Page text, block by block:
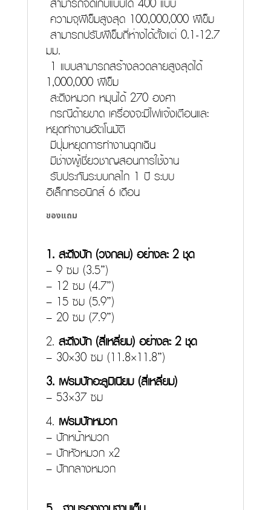
ความจุฝีเข็มสูงสุด 100,000,000 ฝีเข็ม
สามารถปรับฝีเข็มถี่ห่างได้ตั้งแต่ 0.1-12.7
มม.
1 แบบสามารถสร้างลวดลายสูงสุดได้
1,000,000 ฝีเข็ม
สะดึงหมวก หมุนได้ 270 องศา
กรณีด้ายขาด เครื่องจะมีไฟแจ้งเตือนและ
หยุดทำงานอัตโนมัติ
มีปุ่มหยุดการทำงานฉุกเฉิน
มีช่างผู้เชี่ยวชาญสอนการใช้งาน
รับประกันระบบกลไก 1 ปี ระบบ
อิเล็กทรอนิกส์ 6 เดือน
ของแถม
1. สะดึงปัก (วงกลม) อย่างละ 2 ชุด
– 9 ซม (3.5”)
– 12 ซม (4.7”)
– 15 ซม (5.9”)
– 20 ซม (7.9”)
2. สะดึงปัก (สี่เหลี่ยม) อย่างละ 2 ชุด
– 30×30 ซม (11.8×11.8”)
3. เฟรมปักอะลูมิเนียม (สี่เหลี่ยม)
– 53×37 ซม
4. เฟรมปักหมวก
– ปักหน้าหมวก
– ปักหัวหมวก x2
– ปักกลางหมวก